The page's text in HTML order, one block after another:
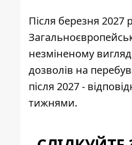
Після березня
незміненому
дозволів на
після 2027-
тижнями.